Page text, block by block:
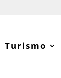
Turismo